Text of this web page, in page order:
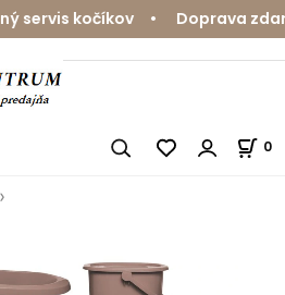
kočíkov • Doprava
0